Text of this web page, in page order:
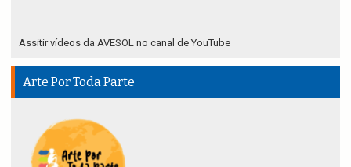
Assitir vídeos da AVESOL no canal de YouTube
Arte Por Toda Parte